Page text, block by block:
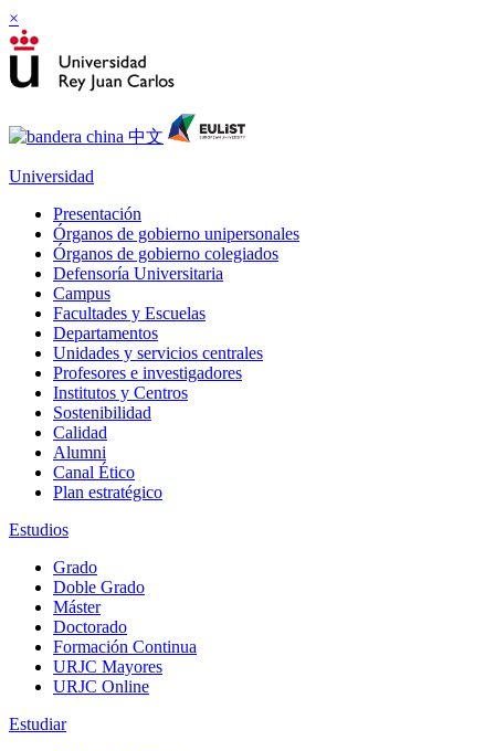
×
Universidad
Presentación
Órganos de gobierno unipersonales
Órganos de gobierno colegiados
Defensoría Universitaria
Campus
Facultades y Escuelas
Departamentos
Unidades y servicios centrales
Profesores e investigadores
Institutos y Centros
Sostenibilidad
Calidad
Alumni
Canal Ético
Plan estratégico
Estudios
Grado
Doble Grado
Máster
Doctorado
Formación Continua
URJC Mayores
URJC Online
Estudiar